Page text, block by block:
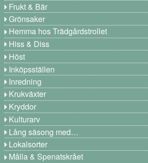
Frukt & Bär
Grönsaker
Hemma hos Trädgårdstrollet
Hiss & Diss
Höst
Inköpsställen
Inredning
Krukväxter
Kryddor
Kulturarv
Lång säsong med…
Lokalsorter
Målla & Spenatskrået